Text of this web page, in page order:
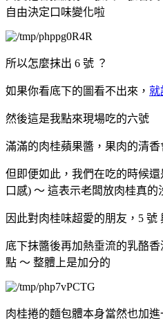
自由決定口味變化啦
所以怎麼抹出 6 號 ？
如果你看底下的圖看不出來， 就
然後這是我點來現場吃的六號
滿滿的肉桂蘋果醬，果肉的清
但即便如此，我們在吃的時候
口感) ～ 這表示老闆放肉桂真的
因此對肉桂味超愛的朋友，5 號
底下抹醬後再加熱垂流的乳酪
點 ～ 整體上是加分的
肉桂捲的麵包體本身當然也加